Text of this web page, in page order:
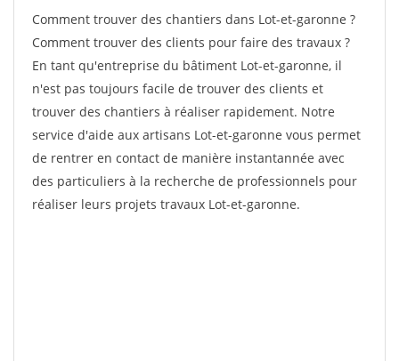
Comment trouver des chantiers dans Lot-et-garonne ?
Comment trouver des clients pour faire des travaux ?
En tant qu'entreprise du bâtiment Lot-et-garonne, il
n'est pas toujours facile de trouver des clients et
trouver des chantiers à réaliser rapidement. Notre
service d'aide aux artisans Lot-et-garonne vous permet
de rentrer en contact de manière instantannée avec
des particuliers à la recherche de professionnels pour
réaliser leurs projets travaux Lot-et-garonne.